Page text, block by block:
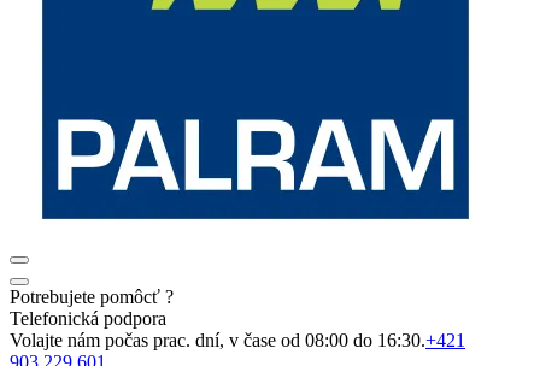
Potrebujete pomôcť ?
Telefonická podpora
Volajte nám počas prac. dní, v čase od 08:00 do 16:30.+421
903 229 601